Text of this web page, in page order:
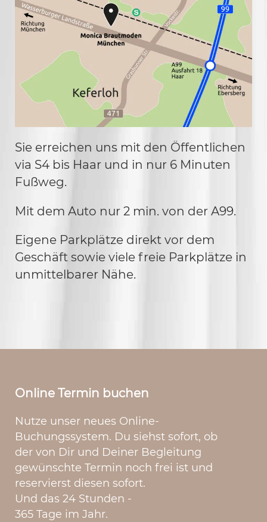
Sie erreichen uns mit den Öffentlichen
via S4 bis Haar und in nur 6 Minuten
Fußweg.
Mit dem Auto nur 2 min. von der A99.
Eigene Parkplätze direkt vor dem
Geschäft sowie viele freie Parkplätze in
unmittelbarer Nähe.
Online Termin buchen
Nutze unser neues Online-
Buchungssystem. Du siehst sofort, ob
der von Dir und Deiner Begleitung
gewünschte Termin noch frei ist und
reservierst diesen sofort.
Und das 24 Stunden -
365 Tage im Jahr.